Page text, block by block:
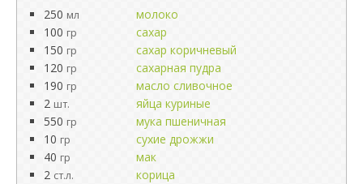
250 мл
молоко
100 гр
сахар
150 гр
сахар коричневый
120 гр
сахарная пудра
190 гр
масло сливочное
2 шт.
яйца куриные
550 гр
мука пшеничная
10 гр
сухие дрожжи
40 гр
мак
2 ст.л.
корица